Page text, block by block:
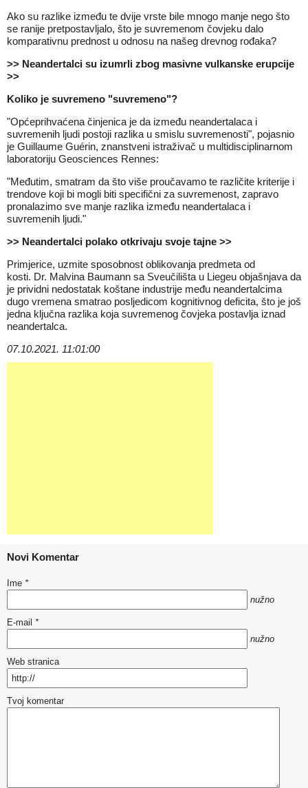
Ako su razlike između te dvije vrste bile mnogo manje nego što
se ranije pretpostavljalo, što je suvremenom čovjeku dalo
komparativnu prednost u odnosu na našeg drevnog rođaka?
>> Neandertalci su izumrli zbog masivne vulkanske erupcije
>>
Koliko je suvremeno "suvremeno"?
"Općeprihvaćena činjenica je da između neandertalaca i
suvremenih ljudi postoji razlika u smislu suvremenosti", pojasnio
je Guillaume Guérin, znanstveni istraživač u multidisciplinarnom
laboratoriju Geosciences Rennes:
"Međutim, smatram da što više proučavamo te različite kriterije i
trendove koji bi mogli biti specifični za suvremenost, zapravo
pronalazimo sve manje razlika između neandertalaca i
suvremenih ljudi."
>> Neandertalci polako otkrivaju svoje tajne >>
Primjerice, uzmite sposobnost oblikovanja predmeta od
kosti. Dr. Malvina Baumann sa Sveučilišta u Liegeu objašnjava da
je prividni nedostatak koštane industrije među neandertalcima
dugo vremena smatrao posljedicom kognitivnog deficita, što je još
jedna ključna razlika koja suvremenog čovjeka postavlja iznad
neandertalca.
07.10.2021. 11:01:00
Novi Komentar
Ime *
nužno
E-mail *
nužno
Web stranica
Tvoj komentar